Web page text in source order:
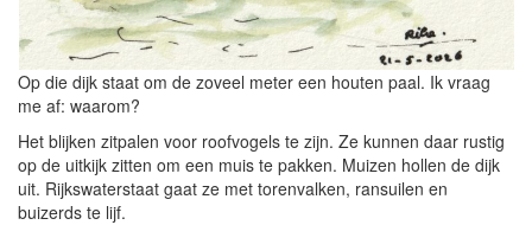
Op die dijk staat om de zoveel meter een houten paal. Ik vraag
me af: waarom?
Het blijken zitpalen voor roofvogels te zijn. Ze kunnen daar rustig
op de uitkijk zitten om een muis te pakken. Muizen hollen de dijk
uit. Rijkswaterstaat gaat ze met torenvalken, ransuilen en
buizerds te lijf.